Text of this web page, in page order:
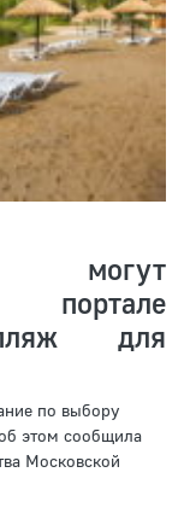
могут
портале
для
по выбору
этом сообщила
Московской